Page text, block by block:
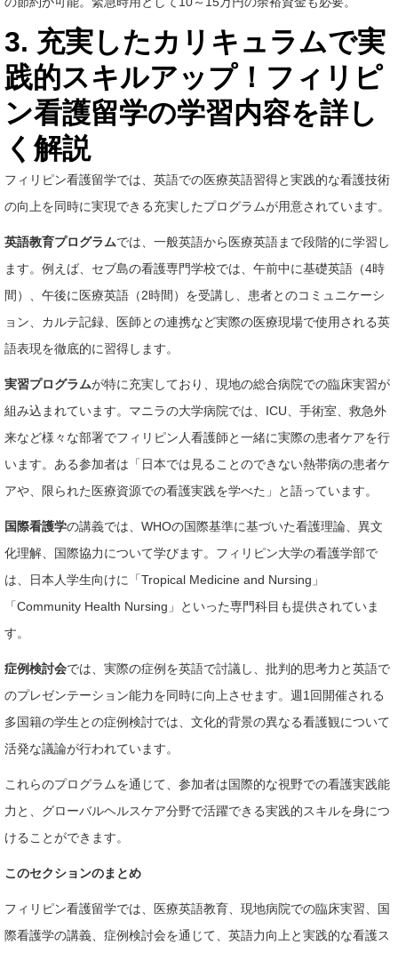
3. 充実したカリキュラムで実
践的スキルアップ！フィリピ
ン看護留学の学習内容を詳し
く解説
フィリピン看護留学では、英語での医療英語習得と実践的な看護技術
の向上を同時に実現できる充実したプログラムが用意されています。
英語教育プログラムでは、一般英語から医療英語まで段階的に学習し
ます。例えば、セブ島の看護専門学校では、午前中に基礎英語（4時
間）、午後に医療英語（2時間）を受講し、患者とのコミュニケーシ
ョン、カルテ記録、医師との連携など実際の医療現場で使用される英
語表現を徹底的に習得します。
実習プログラムが特に充実しており、現地の総合病院での臨床実習が
組み込まれています。マニラの大学病院では、ICU、手術室、救急外
来など様々な部署でフィリピン人看護師と一緒に実際の患者ケアを行
います。ある参加者は「日本では見ることのできない熱帯病の患者ケ
アや、限られた医療資源での看護実践を学べた」と語っています。
国際看護学の講義では、WHOの国際基準に基づいた看護理論、異文
化理解、国際協力について学びます。フィリピン大学の看護学部で
は、日本人学生向けに「Tropical Medicine and Nursing」
「Community Health Nursing」といった専門科目も提供されていま
す。
症例検討会では、実際の症例を英語で討議し、批判的思考力と英語で
のプレゼンテーション能力を同時に向上させます。週1回開催される
多国籍の学生との症例検討では、文化的背景の異なる看護観について
活発な議論が行われています。
これらのプログラムを通じて、参加者は国際的な視野での看護実践能
力と、グローバルヘルスケア分野で活躍できる実践的スキルを身につ
けることができます。
このセクションのまとめ
フィリピン看護留学では、医療英語教育、現地病院での臨床実習、国
際看護学の講義、症例検討会を通じて、英語力向上と実践的な看護ス